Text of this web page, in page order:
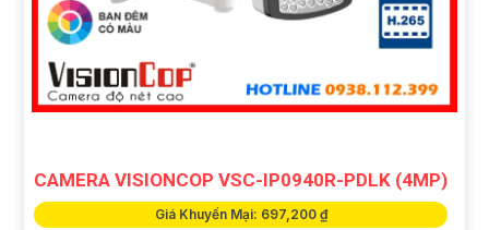
các giải pháp an ninh khác, hãy cung cấp thêm thông
tin chi tiết để chúng Từng công trình có thể hỗ trợ bạn
tốt hơn. Chúc bạn lựa chọn được giải pháp phù hợp và
hiệu quả!
CAMERA VISIONCOP VSC-IP0940R-PDLK (4MP)
Giá Khuyến Mại: 697,200 ₫